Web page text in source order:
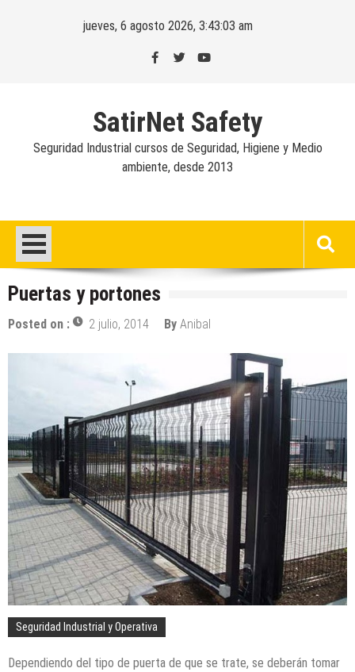
jueves, 6 agosto 2026, 3:43:04 am
SatirNet Safety
Seguridad Industrial cursos de Seguridad, Higiene y Medio
ambiente, desde 2013
Puertas y portones
Posted on : 2 julio, 2014 By Anibal
Seguridad Industrial y Operativa
Dependiendo del tipo de puerta de que se trate, se deberán tomar